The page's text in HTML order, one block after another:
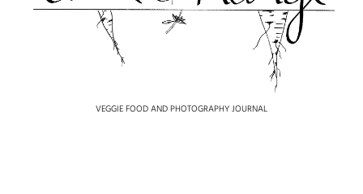
VEGGIE FOOD AND PHOTOGRAPHY JOURNAL